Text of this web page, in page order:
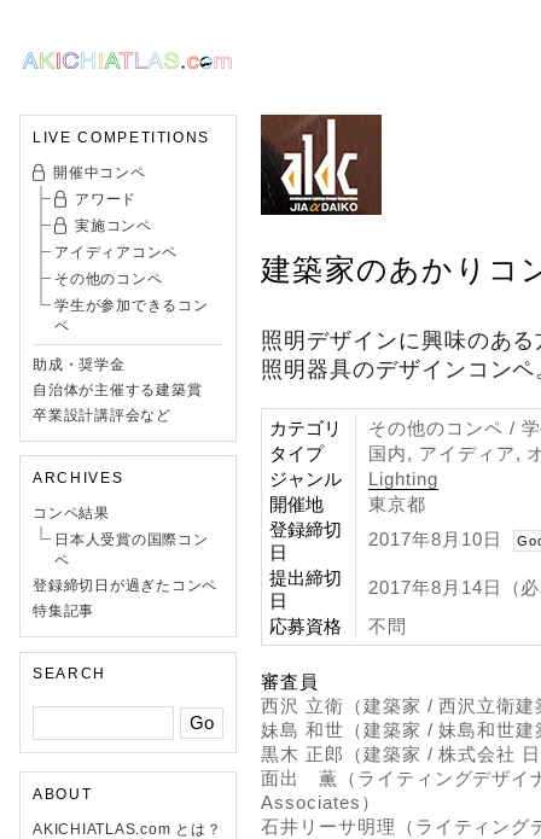
LIVE COMPETITIONS
開催中コンペ
アワード
実施コンペ
アイディアコンペ
その他のコンペ
学生が参加できるコン
ペ
助成・奨学金
自治体が主催する建築賞
卒業設計講評会など
ARCHIVES
コンペ結果
日本人受賞の国際コン
ペ
登録締切日が過ぎたコンペ
特集記事
SEARCH
ABOUT
AKICHIATLAS.com とは？
建築家のあかりコ
照明デザインに興味のあ
照明器具のデザインコン
カテゴリ
その他のコンペ /
タイプ
国内, アイディア,
ジャンル
Lighting
開催地
東京都
登録締切
日
2017年8月10日
提出締切
日
2017年8月14日（
応募資格
不問
審査員
西沢 立衛（建築家 / 西沢立衛建
妹島 和世（建築家 / 妹島和世建
黒木 正郎（建築家 / 株式会社
面出 薫（ライティングデザイ
Associates）
石井リーサ明理（ライティン